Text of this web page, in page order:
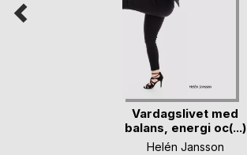
Vardagslivet med
balans, energi oc(...)
Helén Jansson